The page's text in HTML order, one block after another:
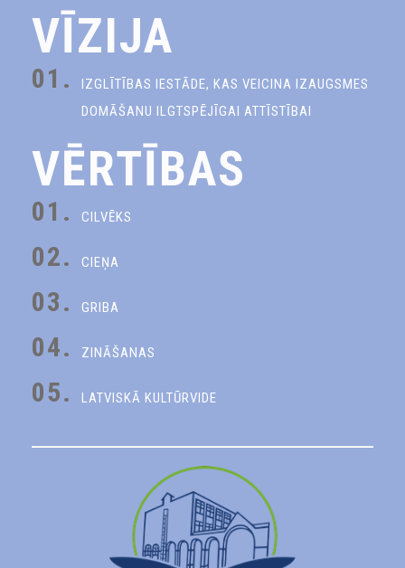
VĪZIJA
01.
IZGLĪTĪBAS IESTĀDE, KAS VEICINA IZAUGSMES
DOMĀŠANU ILGTSPĒJĪGAI ATTĪSTĪBAI
VĒRTĪBAS
01. CILVĒKS
02. CIEŅA
03. GRIBA
04. ZINĀŠANAS
05. LATVISKĀ KULTŪRVIDE